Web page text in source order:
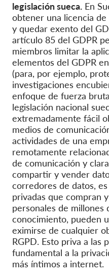
legislación sueca. En
obtener una licencia
y quedar exento del
artículo 85 del GDPR
miembros limitar la
elementos del GDPR
(para, por ejemplo,
investigaciones
enfoque de fuerza
legislación nacional
extremadamente fácil
medios de
actividades de una
remotamente
de comunicación y
compartir y vender
corredores de datos,
privadas que compran
personales de millones
conocimiento, pueden
eximirse de cualquier
RGPD. Esto priva a las
fundamental a la
más íntimos a internet.